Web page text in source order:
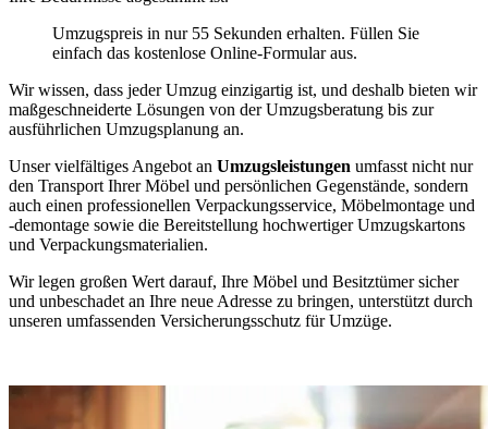
Umzugspreis in nur 55 Sekunden erhalten. Füllen Sie
einfach das kostenlose Online-Formular aus.
Wir wissen, dass jeder Umzug einzigartig ist, und deshalb bieten wir
maßgeschneiderte Lösungen von der Umzugsberatung bis zur
ausführlichen Umzugsplanung an.
Unser vielfältiges Angebot an Umzugsleistungen umfasst nicht nur
den Transport Ihrer Möbel und persönlichen Gegenstände, sondern
auch einen professionellen Verpackungsservice, Möbelmontage und
-demontage sowie die Bereitstellung hochwertiger Umzugskartons
und Verpackungsmaterialien.
Wir legen großen Wert darauf, Ihre Möbel und Besitztümer sicher
und unbeschadet an Ihre neue Adresse zu bringen, unterstützt durch
unseren umfassenden Versicherungsschutz für Umzüge.